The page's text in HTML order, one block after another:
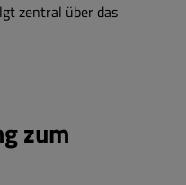
zentral über das
zum